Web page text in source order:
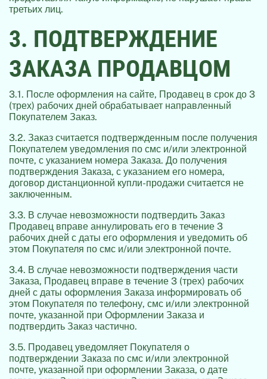
третьих лиц.
3. ПОДТВЕРЖДЕНИЕ
ЗАКАЗА ПРОДАВЦОМ
3.1. После оформления на сайте, Продавец в срок до 3
(трех) рабочих дней обрабатывает направленный
Покупателем Заказ.
3.2. Заказ считается подтвержденным после получения
Покупателем уведомления по смс и/или электронной
почте, с указанием номера Заказа. До получения
подтверждения Заказа, с указанием его номера,
договор дистанционной купли-продажи считается не
заключенным.
3.3. В случае невозможности подтвердить Заказ
Продавец вправе аннулировать его в течение 3
рабочих дней с даты его оформления и уведомить об
этом Покупателя по смс и/или электронной почте.
3.4. В случае невозможности подтверждения части
Заказа, Продавец вправе в течение 3 (трех) рабочих
дней с даты оформления Заказа информировать об
этом Покупателя по телефону, смс и/или электронной
почте, указанной при Оформлении Заказа и
подтвердить Заказ частично.
3.5. Продавец уведомляет Покупателя о
подтверждении Заказа по смс и/или электронной
почте, указанной при оформлении Заказа, о дате